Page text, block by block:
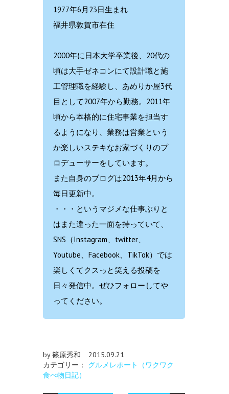
1977年6月23日生まれ
福井県敦賀市在住
2000年に日本大学卒業後、20代の
頃は大手ゼネコンにて設計職と施
工管理職を経験し、あめりか屋3代
目として2007年から勤務。2011年
頃から本格的に住宅事業を担当す
るようになり、業務は営業という
か楽しいステキなお家づくりのプ
ロデューサーをしています。
また自身のブログは2013年4月から
毎日更新中。
・・・というマジメな仕事ぶりと
はまた違った一面を持っていて、
SNS（Instagram、twitter、
Youtube、Facebook、TikTok）では
楽しくてクスっと笑える投稿を
日々発信中。ぜひフォローしてや
ってください。
by 篠原秀和
2015.09.21
カテゴリー： グルメレポート（ワクワク
食べ物日記）